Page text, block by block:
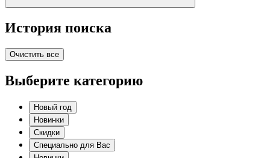
История поиска
Очистить все
Выберите категорию
Новый год
Новинки
Скидки
Специально для Вас